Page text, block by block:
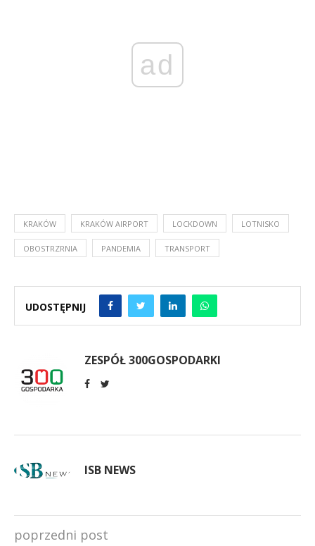
ad
KRAKÓW KRAKÓW AIRPORT LOCKDOWN LOTNISKO
OBOSTRZRNIA PANDEMIA TRANSPORT
UDOSTĘPNIJ
ZESPÓŁ 300GOSPODARKI
ISB NEWS
poprzedni post